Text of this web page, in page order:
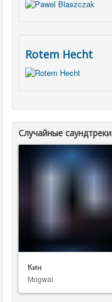
Rotem Hecht
Случайные саундтреки
Кин
Mogwai